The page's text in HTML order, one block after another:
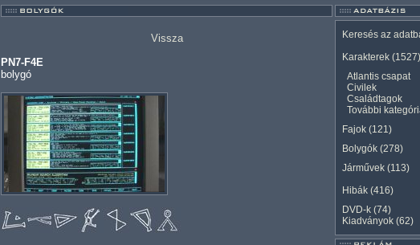
Vissza
PN7-F4E
bolygó
Keresés az
Karakterek (1527)
Atlantis csapat
Civilek
Családtagok
További
Fajok (121)
Bolygók (278)
Járművek (113)
Hibák (416)
DVD-k (74)
Kiadványok (62)